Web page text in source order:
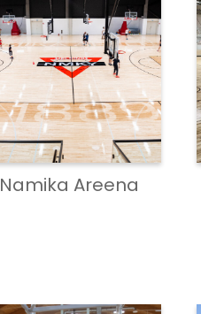
Namika Areena